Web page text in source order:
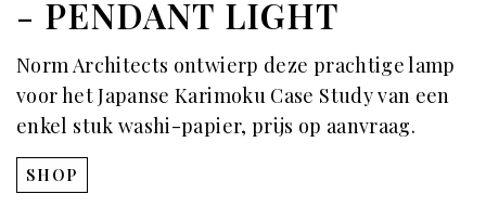
- PENDANT LIGHT
Norm Architects ontwierp deze prachtige lamp
voor het Japanse Karimoku Case Study van een
enkel stuk washi-papier, prijs op aanvraag.
SHOP